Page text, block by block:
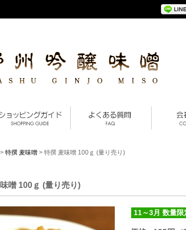
> 特撰 麦味噌 > 特撰 麦味噌 100ｇ (量り売り)
噌 100ｇ (量り売り)
11～3月 数量